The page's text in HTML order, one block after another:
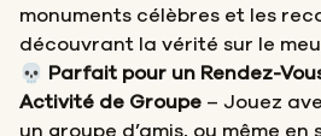
monuments célèbres et les
découvrant la vérité sur le
💀
Parfait pour un Rendez-
Activité de Groupe – Jouez
un groupe d’amis, ou même